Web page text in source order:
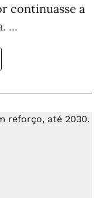
continuasse a
...